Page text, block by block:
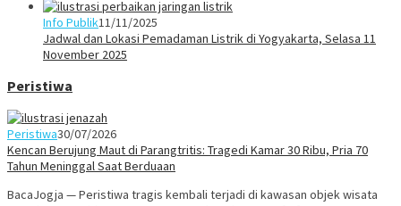
Info Publik11/11/2025
Jadwal dan Lokasi Pemadaman Listrik di Yogyakarta, Selasa 11
November 2025
Peristiwa
Peristiwa30/07/2026
Kencan Berujung Maut di Parangtritis: Tragedi Kamar 30 Ribu, Pria 70
Tahun Meninggal Saat Berduaan
BacaJogja — Peristiwa tragis kembali terjadi di kawasan objek wisata